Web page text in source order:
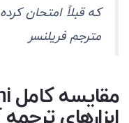
که قبلاً امتحان
مترجم فریلنسر